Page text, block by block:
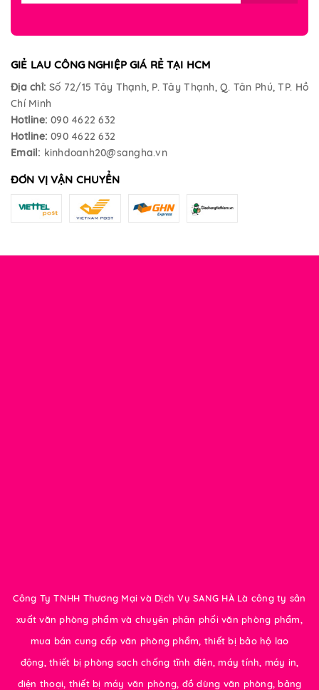
GIẺ LAU CÔNG NGHIỆP GIÁ RẺ TẠI HCM
Địa chỉ: Số 72/15 Tây Thạnh, P. Tây Thạnh, Q. Tân Phú, TP. Hồ
Chí Minh
Hotline: 090 4622 632
Hotline: 090 4622 632
Email: kinhdoanh20@sangha.vn
ĐƠN VỊ VẬN CHUYỂN
Công Ty TNHH Thương Mại và Dịch Vụ SANG HÀ Là công ty sản
xuất văn phòng phẩm và chuyên phân phối văn phòng phẩm,
mua bán cung cấp văn phòng phẩm, thiết bị bảo hộ lao
động, thiết bị phòng sạch chống tĩnh điện, máy tính, máy in,
điện thoại, thiết bị máy văn phòng, đồ dùng văn phòng, bảng